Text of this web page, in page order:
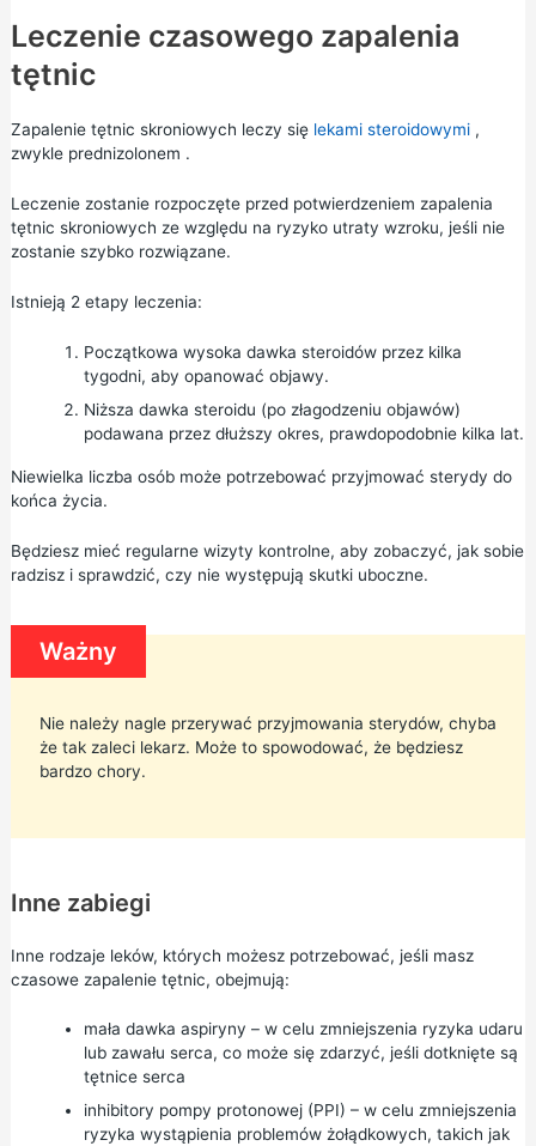
Leczenie czasowego zapalenia
tętnic
Zapalenie tętnic skroniowych leczy się lekami steroidowymi,
zwykle prednizolonem .
Leczenie zostanie rozpoczęte przed potwierdzeniem zapalenia
tętnic skroniowych ze względu na ryzyko utraty wzroku, jeśli nie
zostanie szybko rozwiązane.
Istnieją 2 etapy leczenia:
Początkowa wysoka dawka steroidów przez kilka
tygodni, aby opanować objawy.
Niższa dawka steroidu (po złagodzeniu objawów)
podawana przez dłuższy okres, prawdopodobnie kilka lat.
Niewielka liczba osób może potrzebować przyjmować sterydy do
końca życia.
Będziesz mieć regularne wizyty kontrolne, aby zobaczyć, jak sobie
radzisz i sprawdzić, czy nie występują skutki uboczne.
Ważny
Nie należy nagle przerywać przyjmowania sterydów, chyba
że tak zaleci lekarz. Może to spowodować, że będziesz
bardzo chory.
Inne zabiegi
Inne rodzaje leków, których możesz potrzebować, jeśli masz
czasowe zapalenie tętnic, obejmują:
mała dawka aspiryny – w celu zmniejszenia ryzyka udaru
lub zawału serca, co może się zdarzyć, jeśli dotknięte są
tętnice serca
inhibitory pompy protonowej (PPI) – w celu zmniejszenia
ryzyka wystąpienia problemów żołądkowych, takich jak